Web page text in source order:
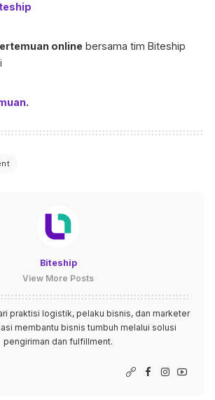
online bersama tim Biteship
.
Biteship
View More Posts
praktisi logistik, pelaku bisnis, dan marketer
membantu bisnis tumbuh melalui solusi
pengiriman dan fulfillment.